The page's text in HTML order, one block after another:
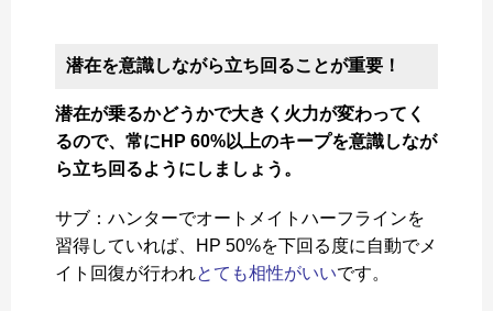
潜在を意識しながら立ち回ることが重要！
潜在が乗るかどうかで大きく火力が変わってく
るので、常にHP 60%以上のキープを意識しなが
ら立ち回るようにしましょう。
サブ：ハンターでオートメイトハーフラインを
習得していれば、HP 50%を下回る度に自動でメ
イト回復が行われとても相性がいいです。